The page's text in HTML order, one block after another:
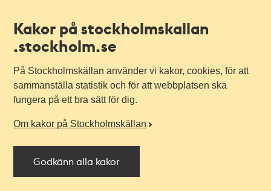
Kakor på stockholmskallan
.stockholm.se
På Stockholmskällan använder vi kakor, cookies, för att
sammanställa statistik och för att webbplatsen ska
fungera på ett bra sätt för dig.
Om kakor på Stockholmskällan
Godkänn alla kakor